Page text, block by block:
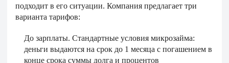
подходит в его ситуации. Компания предлагает три
варианта тарифов:
До зарплаты. Стандартные условия микрозайма:
деньги выдаются на срок до 1 месяца с погашением в
конце срока суммы долга и процентов